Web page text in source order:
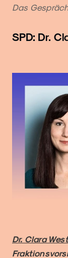
Das
SPD: Dr.
Dr. Clara West